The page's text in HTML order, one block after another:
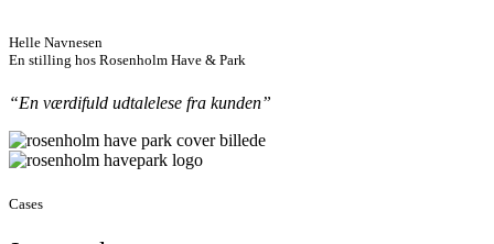
Helle Navnesen
En stilling hos Rosenholm Have & Park
“En værdifuld udtalelese fra kunden”
Cases